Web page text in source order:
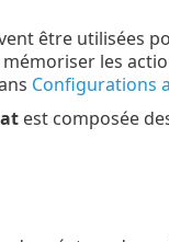
être utilisées
les
Configurations
est composée